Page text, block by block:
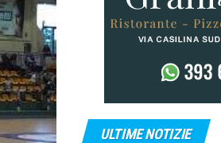
ULTIME NOTIZIE